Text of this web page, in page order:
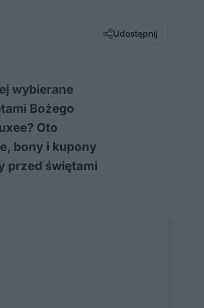
Udostępnij
Messenger
wybierane
Bożego
Oto
bony i kupony
przed świętami